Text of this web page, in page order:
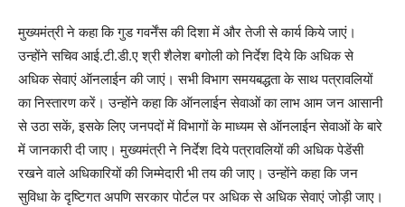
मुख्यमंत्री ने कहा कि गुड गवर्नेंस की दिशा में और तेजी से कार्य किये जाएं।
उन्होंने सचिव आई.टी.डी.ए श्री शैलेश बगोली को निर्देश दिये कि अधिक से
अधिक सेवाएं ऑनलाईन की जाएं। सभी विभाग समयबद्धता के साथ पत्रावलियों
का निस्तारण करें। उन्होंने कहा कि ऑनलाईन सेवाओं का लाभ आम जन आसानी
से उठा सकें, इसके लिए जनपदों में विभागों के माध्यम से ऑनलाईन सेवाओं के बारे
में जानकारी दी जाए। मुख्यमंत्री ने निर्देश दिये पत्रावलियों की अधिक पेडेंसी
रखने वाले अधिकारियों की जिम्मेदारी भी तय की जाए। उन्होंने कहा कि जन
सुविधा के दृष्टिगत अपणि सरकार पोर्टल पर अधिक से अधिक सेवाएं जोड़ी जाए।